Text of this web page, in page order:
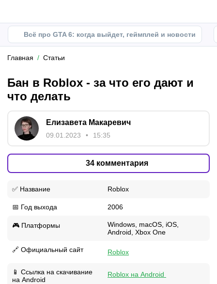
Всё про GTA 6: когда выйдет, геймплей и новости
Главная Статьи
Бан в Roblox - за что его дают и
что делать
Елизавета Макаревич
09.01.2023 15:35
34 комментария
✅ Название Roblox
📅 Год выхода 2006
🎮 Платформы
Windows, macOS, iOS,
Android, Xbox One
🔗 Официальный сайт Roblox
📱 Ссылка на скачивание
на Android
Roblox на Android